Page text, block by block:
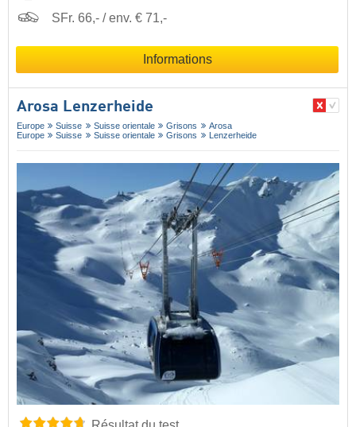
SFr. 66,- / env. € 71,-
Informations
Arosa Lenzerheide
Europe Suisse Suisse orientale Grisons
Arosa
Europe
Suisse Suisse orientale Grisons Lenzerheide